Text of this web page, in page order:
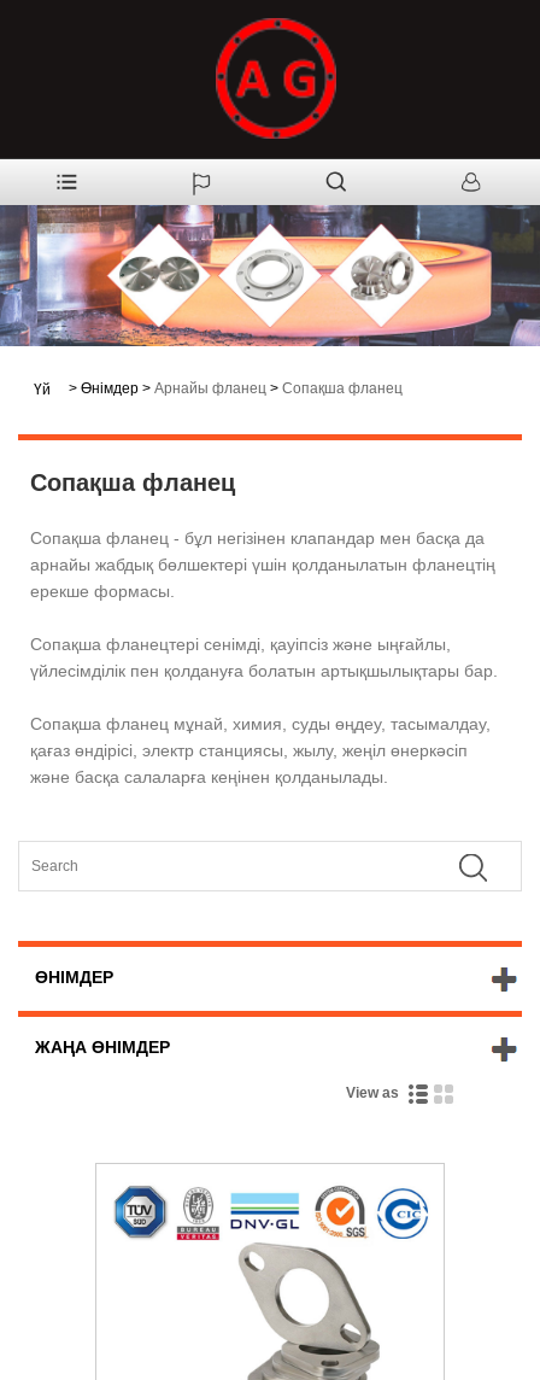
Үй > Өнімдер > Арнайы фланец > Сопақша фланец
Сопақша фланец
Сопақша фланец - бұл негізінен клапандар мен басқа да
арнайы жабдық бөлшектері үшін қолданылатын фланецтің
ерекше формасы.
Сопақша фланецтері сенімді, қауіпсіз және ыңғайлы,
үйлесімділік пен қолдануға болатын артықшылықтары бар.
Сопақша фланец мұнай, химия, суды өңдеу, тасымалдау,
қағаз өндірісі, электр станциясы, жылу, жеңіл өнеркәсіп
және басқа салаларға кеңінен қолданылады.
ӨНІМДЕР
ЖАҢА ӨНІМДЕР
View as